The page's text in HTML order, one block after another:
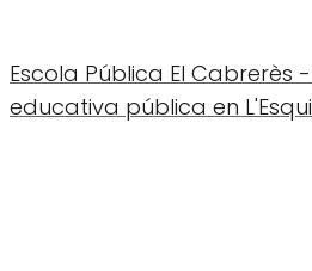
Escola Pública El Cabrerès
educativa pública en